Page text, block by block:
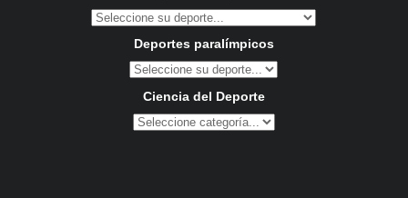
Deportes paralímpicos
Ciencia del Deporte